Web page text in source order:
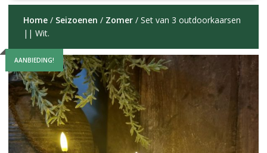
Home/ Seizoenen / Zomer/ Set van 3 outdoorkaarsen
|| Wit.
AANBIEDING!